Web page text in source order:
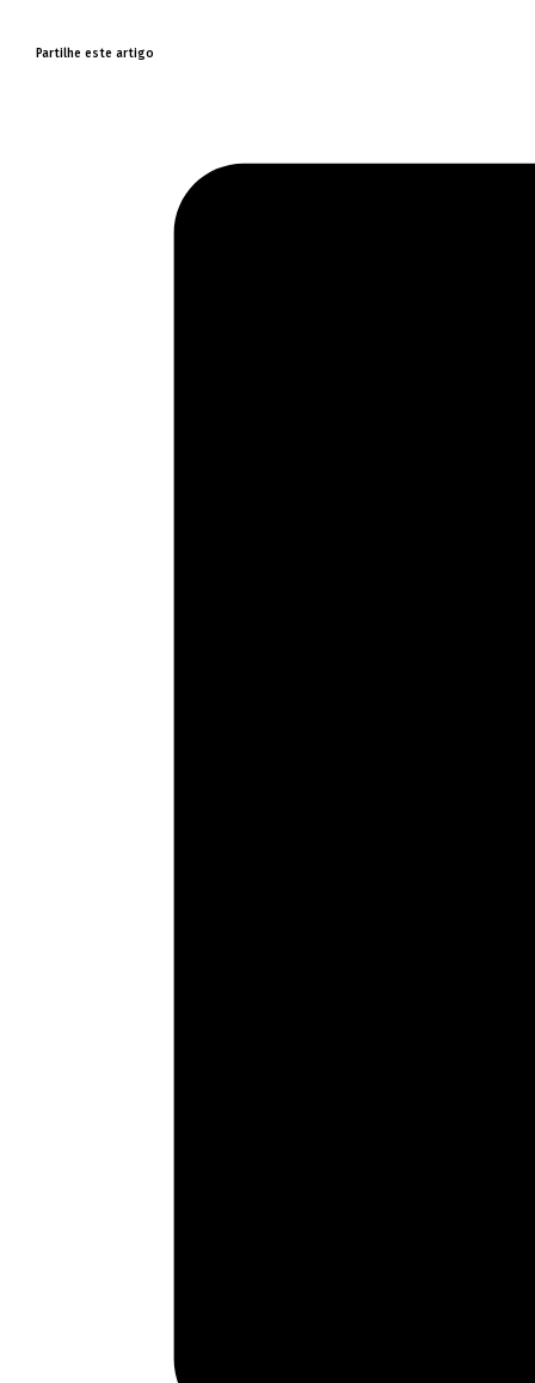
Partilhe este artigo